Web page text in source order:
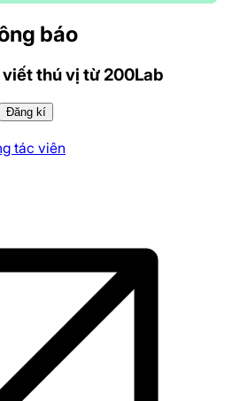
báo
thú vị từ 200Lab
Đăng kí
tác viên